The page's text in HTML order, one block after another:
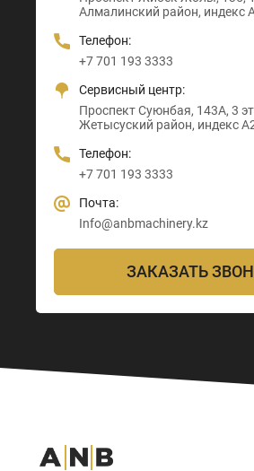
Алмалинский район, индекс
Телефон:
+7 701 193 3333
Сервисный центр:
Проспект Суюнбая, 143А, 3
Жетысуский район, индекс
Телефон:
+7 701 193 3333
Почта:
Info@anbmachinery.kz
Алматы район, индекс
Телефон:
+7 705 121 64 24
Почта:
Info@anbmachinery.kz
+7 705 121 64 24
Info@anbmachinery.kz
+7 705 121 64 24
Info@anbmachinery.kz
ЗАКАЗАТЬ